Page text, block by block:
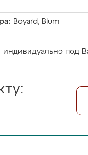
Boyard, Blum
индивидуально под